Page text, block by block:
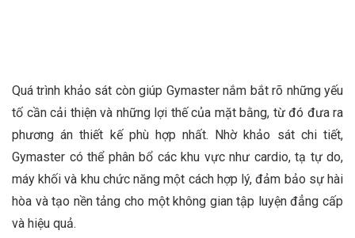
Quá trình khảo sát còn giúp Gymaster nắm bắt rõ những yếu
tố cần cải thiện và những lợi thế của mặt bằng, từ đó đưa ra
phương án thiết kế phù hợp nhất. Nhờ khảo sát chi tiết,
Gymaster có thể phân bổ các khu vực như cardio, tạ tự do,
máy khối và khu chức năng một cách hợp lý, đảm bảo sự hài
hòa và tạo nền tảng cho một không gian tập luyện đẳng cấp
và hiệu quả.